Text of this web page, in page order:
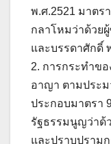
พ.ศ.2521 มาตร
กลาโหมว่าด้วย
และบรรดาศักดิ์
2. การกระทำข
อาญา ตามประ
ประกอบมาตรา
รัฐธรรมนูญว่าด้
และปราบปราม